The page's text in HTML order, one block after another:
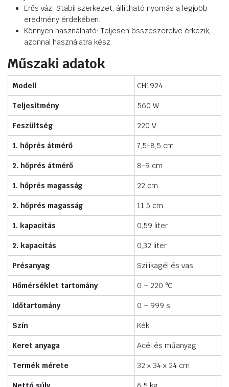
Erős váz: Stabil szerkezet, állítható nyomás a legjobb
eredmény érdekében.
Könnyen használható: Teljesen összeszerelve érkezik,
azonnal használatra kész.
Műszaki adatok
Modell CH1924
Teljesítmény 560 W
Feszültség 220 V
1. hőprés átmérő 7,5-8,5 cm
2. hőprés átmérő 8-9 cm
1. hőprés magasság 22 cm
2. hőprés magasság 11,5 cm
1. kapacitás 0,59 liter
2. kapacitás 0,32 liter
Présanyag Szilikagél és vas
Hőmérséklet tartomány 0 – 220 ℃
Időtartomány 0 – 999 s
Szín Kék
Keret anyaga Acél és műanyag
Termék mérete 32 x 34 x 24 cm